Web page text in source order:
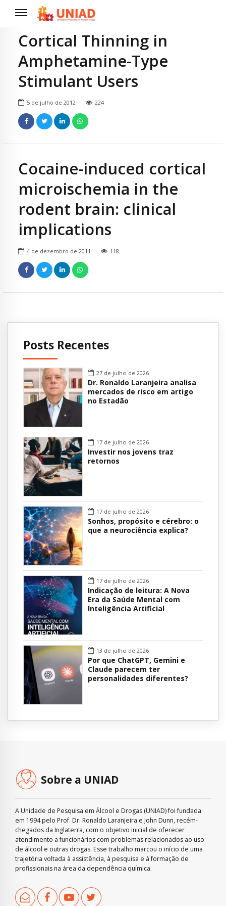
Cortical Thinning in
Amphetamine-Type
Stimulant Users
5 de julho de 2012 224
Cocaine-induced cortical
microischemia in the
rodent brain: clinical
implications
4 de dezembro de 2011 118
Posts Recentes
27 de julho de 2026
Dr. Ronaldo Laranjeira analisa
mercados de risco em artigo
no Estadão
17 de julho de 2026
Investir nos jovens traz
retornos
17 de julho de 2026
Sonhos, propósito e cérebro: o
que a neurociência explica?
17 de julho de 2026
Indicação de leitura: A Nova
Era da Saúde Mental com
Inteligência Artificial
13 de julho de 2026
Por que ChatGPT, Gemini e
Claude parecem ter
personalidades diferentes?
Sobre a UNIAD
A Unidade de Pesquisa em Álcool e Drogas (UNIAD) foi fundada
em 1994 pelo Prof. Dr. Ronaldo Laranjeira e John Dunn, recém-
chegados da Inglaterra, com o objetivo inicial de oferecer
atendimento a funcionários com problemas relacionados ao uso
de álcool e outras drogas. Esse trabalho marcou o início de uma
trajetória voltada à assistência, à pesquisa e à formação de
profissionais na área da dependência química.